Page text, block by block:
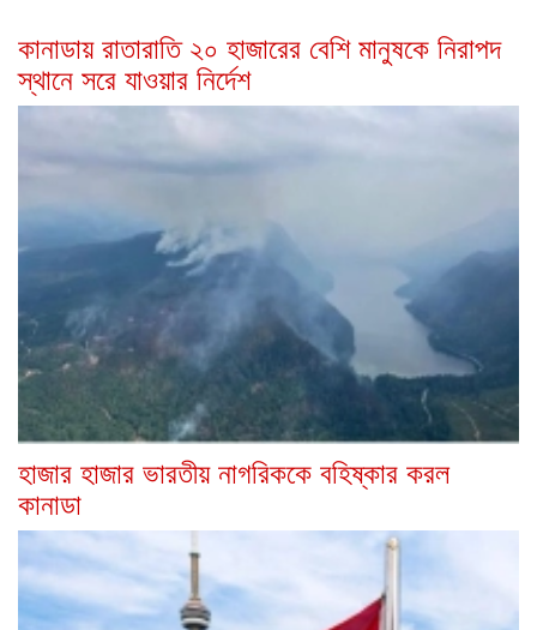
কানাডায় রাতারাতি ২০ হাজারের বেশি মানুষকে নিরাপদ
স্থানে সরে যাওয়ার নির্দেশ
হাজার হাজার ভারতীয় নাগরিককে বহিষ্কার করল
কানাডা